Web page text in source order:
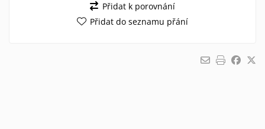
Přidat k porovnání
Přidat do seznamu přání